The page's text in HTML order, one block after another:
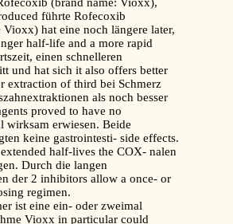
(brand name: Vioxx),
führte Rofecoxib
Vioxx) hat eine noch längere later,
half-life and a more rapid
einen schnelleren
und hat sich it also offers better
extraction of third bei Schmerz
als noch besser
proved to have no
wirksam erwiesen. Beide
keine gastrointesti- side effects.
half-lives the COX- nalen
Durch die langen
der 2 inhibitors allow a once- or
regimen.
ist eine ein- oder zweimal
Vioxx in particular could